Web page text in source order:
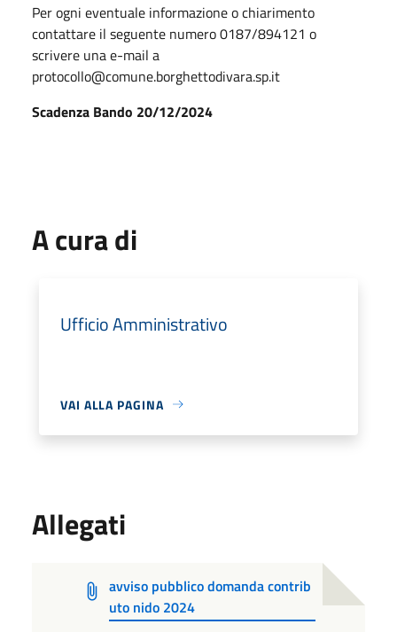
Per ogni eventuale informazione o chiarimento
contattare il seguente numero 0187/894121 o
scrivere una e-mail a
protocollo@comune.borghettodivara.sp.it
Scadenza Bando 20/12/2024
A cura di
Ufficio Amministrativo
VAI ALLA PAGINA
Allegati
avviso pubblico domanda contrib
uto nido 2024